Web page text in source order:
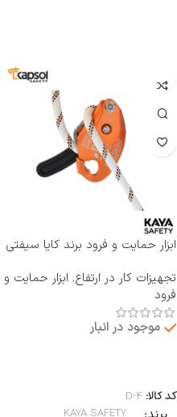
ابزار حمایت و فرود برند کایا سیفتی
تجهیزات کار در ارتفاع, ابزار حمایت و
فرود
موجود در انبار
کد کالا: D-4
KAYA SAFETY